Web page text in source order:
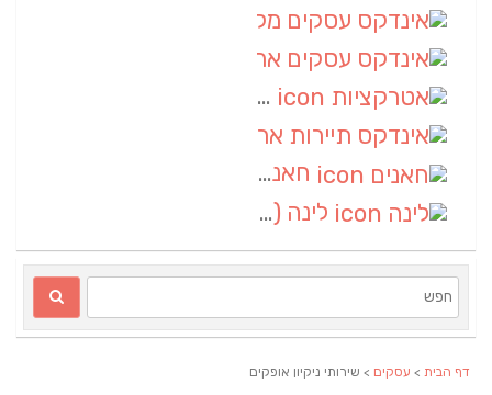
אטרקציות
חאנים
לינה (1)
דף הבית > עסקים > שירותי ניקיון אופקים